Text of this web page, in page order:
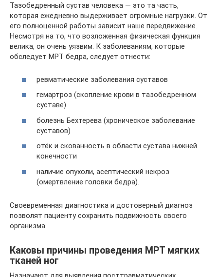
Тазобедренный сустав человека — это та часть,
которая ежедневно выдерживает огромные нагрузки. От
его полноценной работы зависит наше передвижение.
Несмотря на то, что возложенная физическая функция
велика, он очень уязвим. К заболеваниям, которые
обследует МРТ бедра, следует отнести:
ревматические заболевания суставов
гемартроз (скопление крови в тазобедренном
суставе)
болезнь Бехтерева (хроническое заболевание
суставов)
отёк и скованность в области сустава нижней
конечности
наличие опухоли, асептический некроз
(омертвление головки бедра).
Своевременная диагностика и достоверный диагноз
позволят пациенту сохранить подвижность своего
организма.
Каковы причины проведения МРТ мягких
тканей ног